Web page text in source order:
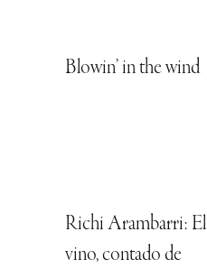
Blowin’ in the wind
Richi Arambarri: El
vino, contado de